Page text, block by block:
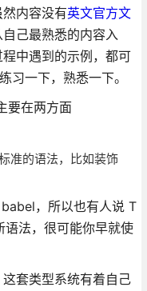
内容没有英文官方文
己最熟悉的内容入
中遇到的示例，都可
一下，熟悉一下。
要在两方面
准的语法，比如装饰
，所以也有人说 T
法，很可能你早就使
套类型系统有着自己